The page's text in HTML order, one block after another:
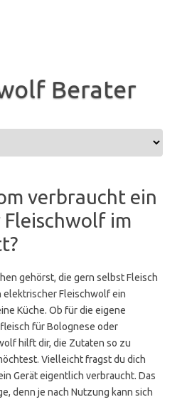
Berater
verbraucht ein
im
gehörst, die gern selbst Fleisch
elektrischer Fleischwolf ein
Küche. Ob für die eigene
für Bolognese oder
hilft dir, die Zutaten so zu
Vielleicht fragst du dich
Gerät eigentlich verbraucht. Das
denn je nach Nutzung kann sich